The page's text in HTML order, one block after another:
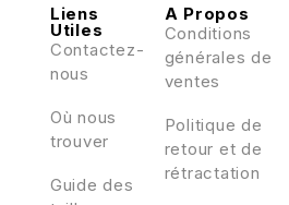
Liens
Utiles
Contactez-
nous
Où nous
trouver
Guide des
A Propos
Conditions
générales de
ventes
Politique de
retour et de
rétractation